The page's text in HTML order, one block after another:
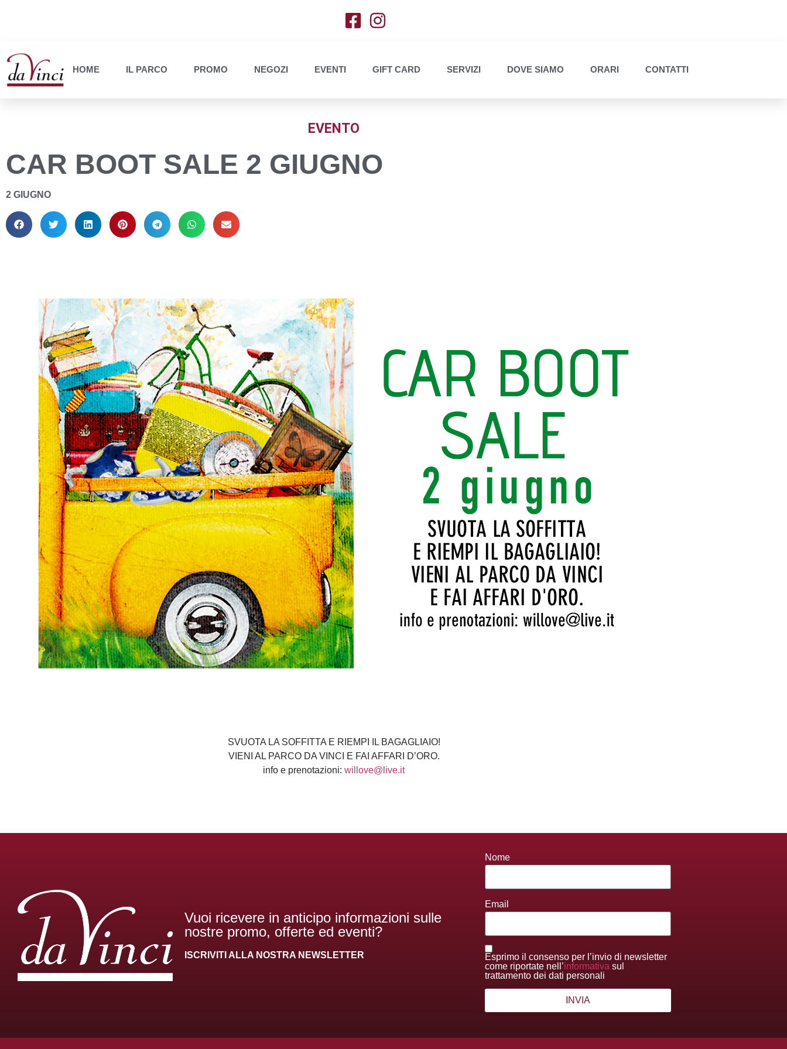
HOME IL PARCO PROMO NEGOZI EVENTI GIFT CARD SERVIZI DOVE SIAMO ORARI CONTATTI
EVENTO
CAR BOOT SALE 2 GIUGNO
2 GIUGNO
SVUOTA LA SOFFITTA E RIEMPI IL BAGAGLIAIO!
VIENI AL PARCO DA VINCI E FAI AFFARI D’ORO.
info e prenotazioni: willove@live.it
Vuoi ricevere in anticipo informazioni sulle
nostre promo, offerte ed eventi?
ISCRIVITI ALLA NOSTRA NEWSLETTER
Nome
Email
Esprimo il consenso per l’invio di newsletter
come riportate nell’informativa sul
trattamento dei dati personali